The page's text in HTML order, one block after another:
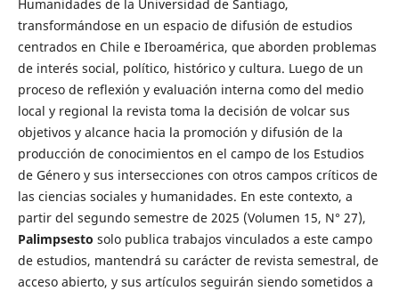
Humanidades de la Universidad de Santiago,
transformándose en un espacio de difusión de estudios
centrados en Chile e Iberoamérica, que aborden problemas
de interés social, político, histórico y cultura. Luego de un
proceso de reflexión y evaluación interna como del medio
local y regional la revista toma la decisión de volcar sus
objetivos y alcance hacia la promoción y difusión de la
producción de conocimientos en el campo de los Estudios
de Género y sus intersecciones con otros campos críticos de
las ciencias sociales y humanidades. En este contexto, a
partir del segundo semestre de 2025 (Volumen 15, N° 27),
Palimpsesto solo publica trabajos vinculados a este campo
de estudios, mantendrá su carácter de revista semestral, de
acceso abierto, y sus artículos seguirán siendo sometidos a